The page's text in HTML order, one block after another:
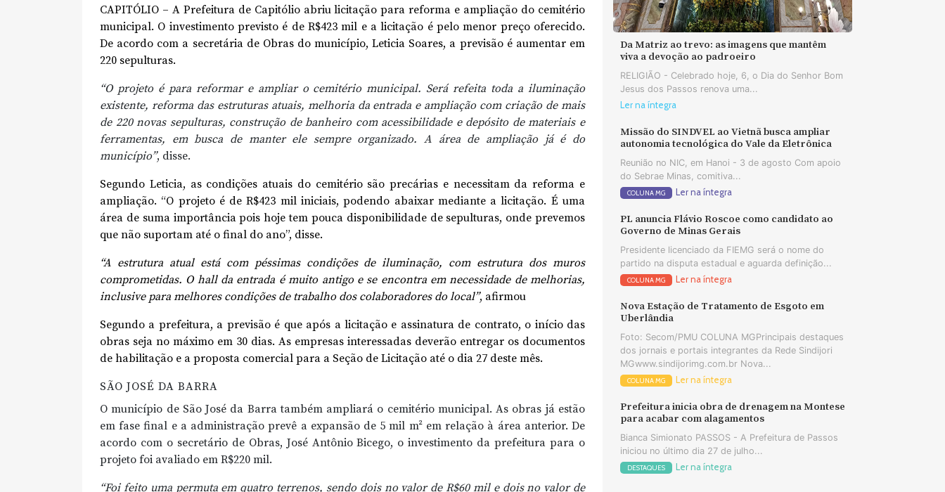
CAPITÓLIO – A Prefeitura de Capitólio abriu licitação para reforma e ampliação do cemitério
municipal. O investimento previsto é de R$423 mil e a licitação é pelo menor preço oferecido.
De acordo com a secretária de Obras do município, Leticia Soares, a previsão é aumentar em
220 sepulturas.
“O projeto é para reformar e ampliar o cemitério municipal. Será refeita toda a iluminação
existente, reforma das estruturas atuais, melhoria da entrada e ampliação com criação de mais
de 220 novas sepulturas, construção de banheiro com acessibilidade e depósito de materiais e
ferramentas, em busca de manter ele sempre organizado. A área de ampliação já é do
município”, disse.
Segundo Leticia, as condições atuais do cemitério são precárias e necessitam da reforma e
ampliação. “O projeto é de R$423 mil iniciais, podendo abaixar mediante a licitação. É uma
área de suma importância pois hoje tem pouca disponibilidade de sepulturas, onde prevemos
que não suportam até o final do ano”, disse.
“A estrutura atual está com péssimas condições de iluminação, com estrutura dos muros
comprometidas. O hall da entrada é muito antigo e se encontra em necessidade de melhorias,
inclusive para melhores condições de trabalho dos colaboradores do local”, afirmou
Segundo a prefeitura, a previsão é que após a licitação e assinatura de contrato, o início das
obras seja no máximo em 30 dias. As empresas interessadas deverão entregar os documentos
de habilitação e a proposta comercial para a Seção de Licitação até o dia 27 deste mês.
SÃO JOSÉ DA BARRA
O município de São José da Barra também ampliará o cemitério municipal. As obras já estão
em fase final e a administração prevê a expansão de 5 mil m² em relação à área anterior. De
acordo com o secretário de Obras, José Antônio Bicego, o investimento da prefeitura para o
projeto foi avaliado em R$220 mil.
“Foi feito uma permuta em quatro terrenos, sendo dois no valor de R$60 mil e dois no valor de
Da Matriz ao trevo: as imagens que mantêm
viva a devoção ao padroeiro
RELIGIÃO - Celebrado hoje, 6, o Dia do Senhor Bom
Jesus dos Passos renova uma...
Ler na íntegra
Missão do SINDVEL ao Vietnã busca ampliar
autonomia tecnológica do Vale da Eletrônica
Reunião no NIC, em Hanoi - 3 de agosto Com apoio
do Sebrae Minas, comitiva...
COLUNA MG Ler na íntegra
PL anuncia Flávio Roscoe como candidato ao
Governo de Minas Gerais
Presidente licenciado da FIEMG será o nome do
partido na disputa estadual e aguarda definição...
COLUNA MG Ler na íntegra
Nova Estação de Tratamento de Esgoto em
Uberlândia
Foto: Secom/PMU COLUNA MGPrincipais destaques
dos jornais e portais integrantes da Rede Sindijori
MGwww.sindijorimg.com.br Nova...
COLUNA MG Ler na íntegra
Prefeitura inicia obra de drenagem na Montese
para acabar com alagamentos
Bianca Simionato PASSOS - A Prefeitura de Passos
iniciou no último dia 27 de julho...
DESTAQUES Ler na íntegra